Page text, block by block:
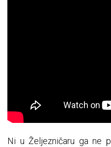
Ni u Željezničaru ga ne